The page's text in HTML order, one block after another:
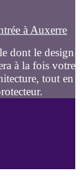
à Auxerre
dont le design
à la fois votre
tout en